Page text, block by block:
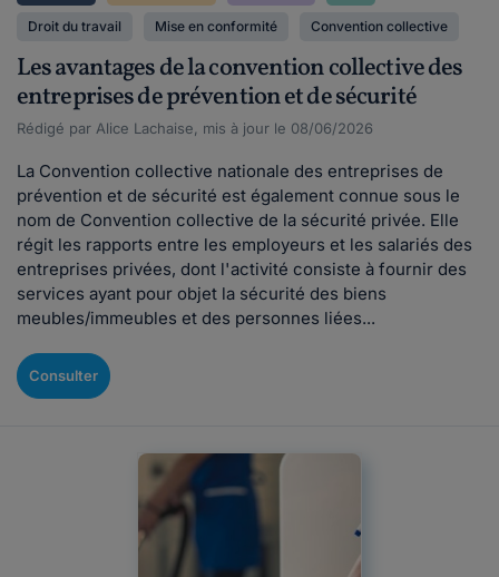
Droit du travail Mise en conformité Convention collective
Les avantages de la convention collective des
entreprises de prévention et de sécurité
Rédigé par Alice Lachaise, mis à jour le 08/06/2026
La Convention collective nationale des entreprises de
prévention et de sécurité est également connue sous le
nom de Convention collective de la sécurité privée. Elle
régit les rapports entre les employeurs et les salariés des
entreprises privées, dont l'activité consiste à fournir des
services ayant pour objet la sécurité des biens
meubles/immeubles et des personnes liées...
Consulter